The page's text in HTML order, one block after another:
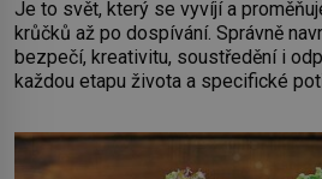
Je to svět, který se vyvíjí a
krůčků až po dospívání. Správně
bezpečí, kreativitu, soustředění i
každou etapu života a specifické
by pokoj miminka měl působit
Předškolní věk je